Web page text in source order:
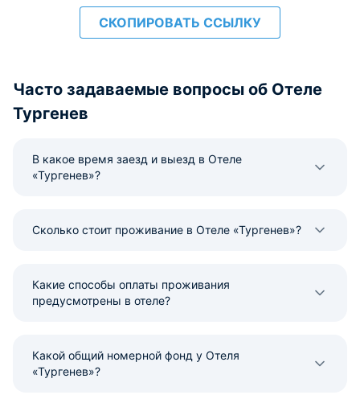
СКОПИРОВАТЬ ССЫЛКУ
Часто задаваемые вопросы об Отеле
Тургенев
В какое время заезд и выезд в Отеле
«Тургенев»?
Сколько стоит проживание в Отеле «Тургенев»?
Какие способы оплаты проживания
предусмотрены в отеле?
Какой общий номерной фонд у Отеля
«Тургенев»?